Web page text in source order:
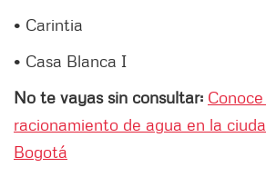
• Carintia
• Casa Blanca I
No te vayas sin consultar:
racionamiento de agua en la
Bogotá